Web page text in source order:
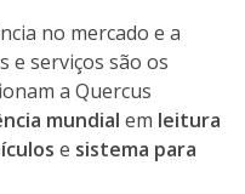
no mercado e a
e serviços são os
a Quercus
mundial em leitura
e sistema para